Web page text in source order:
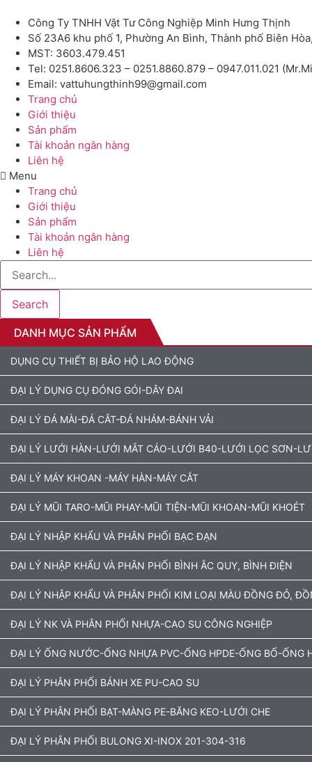
Công Ty TNHH Vật Tư Công Nghiệp Minh Hưng Thịnh
Số 23A6 khu phố 1, Phường An Bình, Thành phố Biên
MST: 3603.479.451
Tel: 0251.8606.323 – 0251.8860.879 – 0947.011.021
Email: vattuhungthinh99@gmail.com
Trang chủ
Giới thiệu
Sản phẩm
Tài khoản ngân hàng
Liên hệ
Menu
Trang chủ
Giới thiệu
Sản phẩm
Tài khoản ngân hàng
Liên hệ
Search
DANH MỤC SẢN PHẨM
DỤNG CỤ THIẾT BỊ BẢO HỘ LAO ĐỘNG
ĐẠI LÝ DỤNG CỤ ĐÓNG GÓI-DÂY ĐAI
ĐẠI LÝ ĐÁ MÀI-ĐÁ CẮT-ĐÁ NHÁM-BÁNH VẢI
ĐẠI LÝ LƯỚI HÀN-LƯỚI MẮT CÁO-LƯỚI B40-LƯỚI LỌC SƠN-
ĐẠI LÝ MÁY KHOAN -MÁY HÀN-MÁY CẮT
ĐẠI LÝ MŨI TARO-MŨI PHAY-MŨI TIỆN-MŨI KHOAN-MŨI KHOÉT
ĐẠI LÝ NHẬP KHẨU VÀ PHÂN PHỐI BẠC ĐẠN
ĐẠI LÝ NHẬP KHẨU VÀ PHÂN PHỐI BÌNH ẮC QUY, BÌNH ĐIỆN
ĐẠI LÝ NHẬP KHẨU VÀ PHÂN PHỐI KIM LOẠI MÀU ĐỒNG ĐỎ,
ĐẠI LÝ NK VÀ PHÂN PHỐI NHỰA-CAO SU CÔNG NGHIỆP
ĐẠI LÝ ỐNG NƯỚC-ỐNG NHỰA PVC-ỐNG HPDE-ỐNG BỐ-ỐNG
ĐẠI LÝ PHÂN PHỐI BÁNH XE PU-CAO SU
ĐẠI LÝ PHÂN PHỐI BẠT-MÀNG PE-BĂNG KEO-LƯỚI CHE
ĐẠI LÝ PHÂN PHỐI BULONG XI-INOX 201-304-316